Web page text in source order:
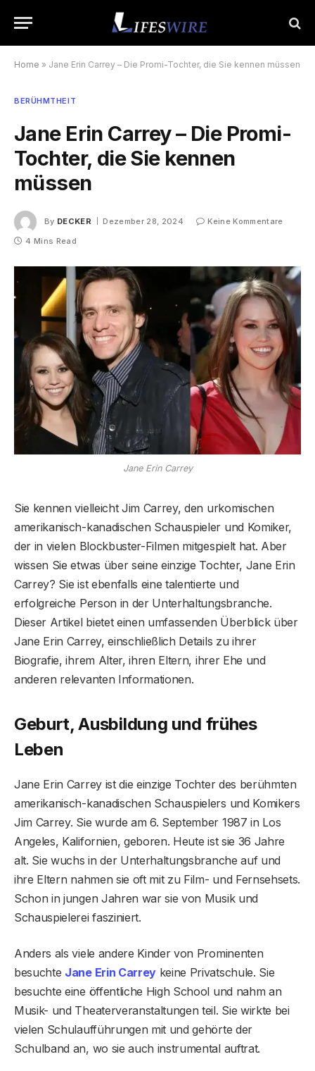
Home » Jane Erin Carrey – Die Promi-Tochter, die Sie kennen müssen
BERÜHMTHEIT
Jane Erin Carrey – Die Promi-
Tochter, die Sie kennen
müssen
By DECKER Dezember 28, 2024
Keine Kommentare
4 Mins Read
Jane Erin Carrey
Sie kennen vielleicht Jim Carrey, den urkomischen
amerikanisch-kanadischen Schauspieler und Komiker,
der in vielen Blockbuster-Filmen mitgespielt hat. Aber
wissen Sie etwas über seine einzige Tochter, Jane Erin
Carrey? Sie ist ebenfalls eine talentierte und
erfolgreiche Person in der Unterhaltungsbranche.
Dieser Artikel bietet einen umfassenden Überblick über
Jane Erin Carrey, einschließlich Details zu ihrer
Biografie, ihrem Alter, ihren Eltern, ihrer Ehe und
anderen relevanten Informationen.
Geburt, Ausbildung und frühes
Leben
Jane Erin Carrey ist die einzige Tochter des berühmten
amerikanisch-kanadischen Schauspielers und Komikers
Jim Carrey. Sie wurde am 6. September 1987 in Los
Angeles, Kalifornien, geboren. Heute ist sie 36 Jahre
alt. Sie wuchs in der Unterhaltungsbranche auf und
ihre Eltern nahmen sie oft mit zu Film- und Fernsehsets.
Schon in jungen Jahren war sie von Musik und
Schauspielerei fasziniert.
Anders als viele andere Kinder von Prominenten
besuchte Jane Erin Carrey keine Privatschule. Sie
besuchte eine öffentliche High School und nahm an
Musik- und Theaterveranstaltungen teil. Sie wirkte bei
vielen Schulaufführungen mit und gehörte der
Schulband an, wo sie auch instrumental auftrat.